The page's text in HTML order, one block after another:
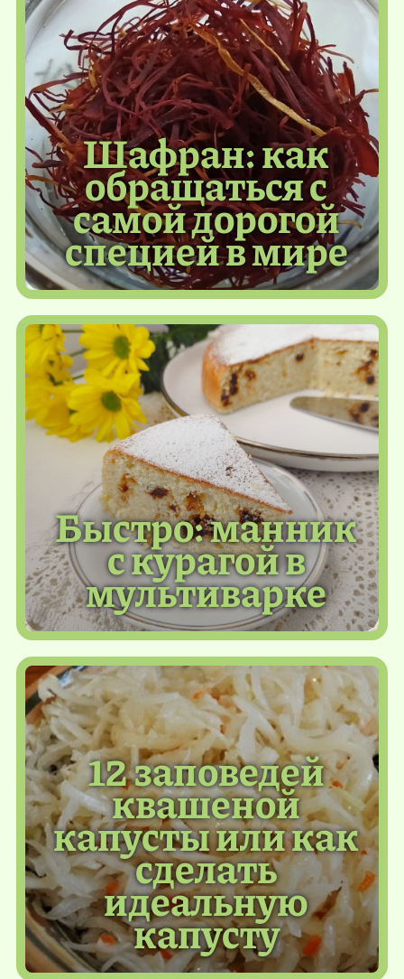
Шафран: как
обращаться с
самой дорогой
специей в мире
Быстро: манник
с курагой в
мультиварке
12 заповедей
квашеной
капусты или как
сделать
идеальную
капусту